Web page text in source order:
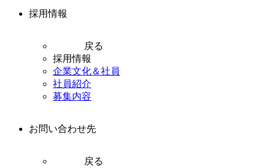
採用情報
戻る
採用情報
企業文化＆社員
社員紹介
募集内容
お問い合わせ先
戻る